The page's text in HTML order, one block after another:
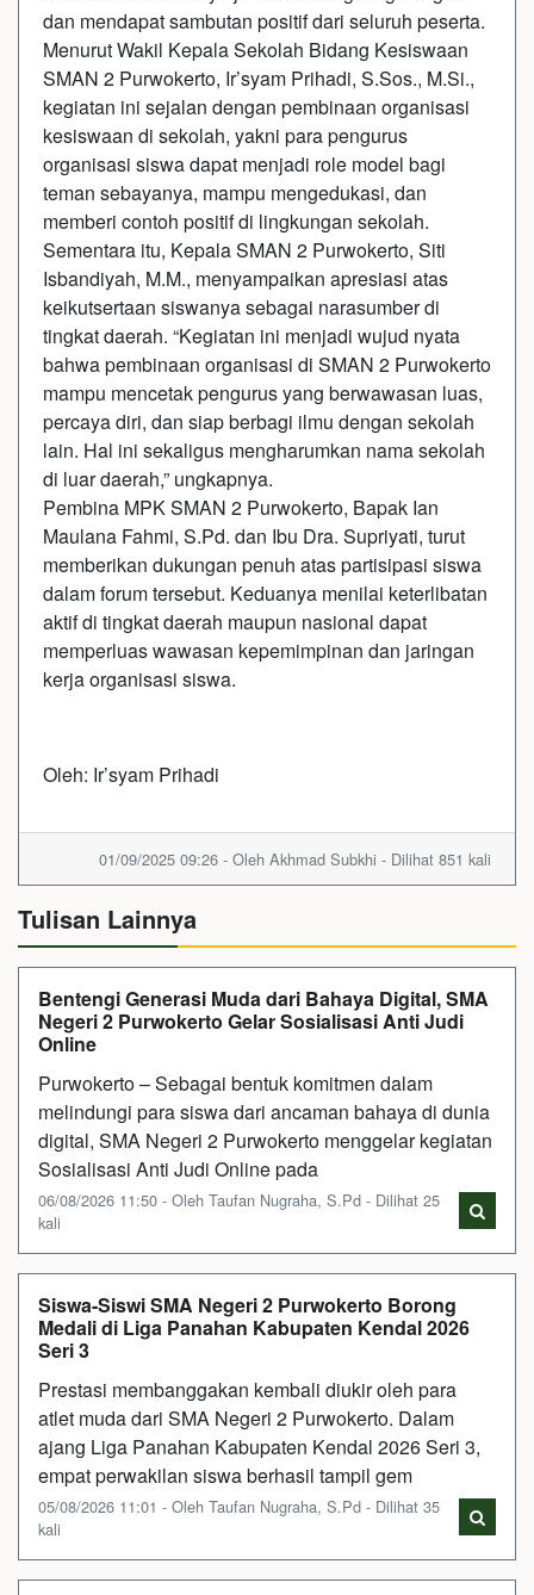
dan mendapat sambutan positif dari seluruh peserta.
Menurut Wakil Kepala Sekolah Bidang Kesiswaan
SMAN 2 Purwokerto, Ir’syam Prihadi, S.Sos., M.Si.,
kegiatan ini sejalan dengan pembinaan organisasi
kesiswaan di sekolah, yakni para pengurus
organisasi siswa dapat menjadi role model bagi
teman sebayanya, mampu mengedukasi, dan
memberi contoh positif di lingkungan sekolah.
Sementara itu, Kepala SMAN 2 Purwokerto, Siti
Isbandiyah, M.M., menyampaikan apresiasi atas
keikutsertaan siswanya sebagai narasumber di
tingkat daerah. “Kegiatan ini menjadi wujud nyata
bahwa pembinaan organisasi di SMAN 2 Purwokerto
mampu mencetak pengurus yang berwawasan luas,
percaya diri, dan siap berbagi ilmu dengan sekolah
lain. Hal ini sekaligus mengharumkan nama sekolah
di luar daerah,” ungkapnya.
Pembina MPK SMAN 2 Purwokerto, Bapak Ian
Maulana Fahmi, S.Pd. dan Ibu Dra. Supriyati, turut
memberikan dukungan penuh atas partisipasi siswa
dalam forum tersebut. Keduanya menilai keterlibatan
aktif di tingkat daerah maupun nasional dapat
memperluas wawasan kepemimpinan dan jaringan
kerja organisasi siswa.
Oleh: Ir’syam Prihadi
01/09/2025 09:26 - Oleh Akhmad Subkhi - Dilihat 851 kali
Tulisan Lainnya
Bentengi Generasi Muda dari Bahaya Digital, SMA
Negeri 2 Purwokerto Gelar Sosialisasi Anti Judi
Online
Purwokerto – Sebagai bentuk komitmen dalam
melindungi para siswa dari ancaman bahaya di dunia
digital, SMA Negeri 2 Purwokerto menggelar kegiatan
Sosialisasi Anti Judi Online pada
06/08/2026 11:50 - Oleh Taufan Nugraha, S.Pd - Dilihat 25
kali
Siswa-Siswi SMA Negeri 2 Purwokerto Borong
Medali di Liga Panahan Kabupaten Kendal 2026
Seri 3
Prestasi membanggakan kembali diukir oleh para
atlet muda dari SMA Negeri 2 Purwokerto. Dalam
ajang Liga Panahan Kabupaten Kendal 2026 Seri 3,
empat perwakilan siswa berhasil tampil gem
05/08/2026 11:01 - Oleh Taufan Nugraha, S.Pd - Dilihat 35
kali